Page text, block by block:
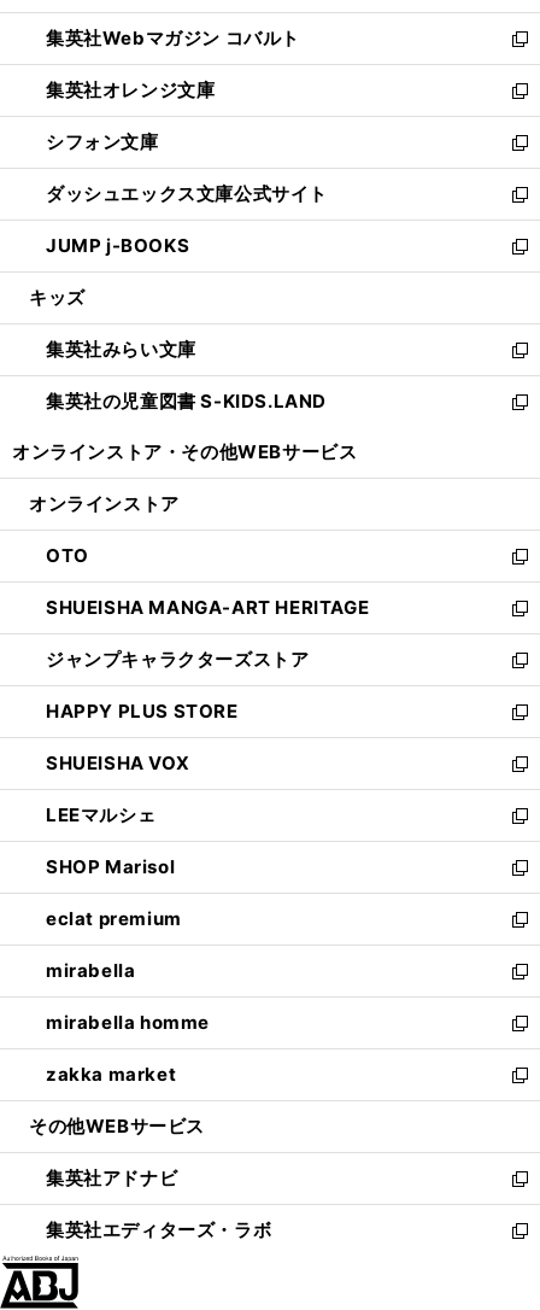
開
く
ウ
で
開
く
ン
ド
ウ
で
開
く
ウ
ィ
ン
ド
ウ
で
開
く
集英社Webマガジン コバルト
新
し
い
ウ
ィ
ン
ド
ウ
で
開
集英社オレンジ文庫
新
し
い
ウ
ィ
ン
ド
ウ
開
く
シフォン文庫
新
し
い
ウ
ィ
ン
ウ
で
開
く
ダッシュエックス文庫公式サイト
新
し
い
ウ
ン
ド
ウ
で
JUMP j-BOOKS
新
し
ウ
ィ
ン
ド
開
キッズ
集英社みらい文庫
新
し
い
ン
ウ
で
開
く
集英社の児童図書 S-KIDS.LAND
新
ウ
ン
ド
ウ
で
開
く
オンラインストア・ その他WEBサービス
オンラインストア
OTO
新
し
い
ウ
ィ
ン
ド
ウ
で
開
く
SHUEISHA MANGA-ART HERITAGE
新
し
い
ウ
ィ
ン
ド
ウ
で
開
く
ジャンプキャラクターズストア
新
し
い
ウ
ィ
ン
ド
ウ
で
開
く
HAPPY PLUS STORE
新
し
い
ウ
ィ
ン
ド
ウ
で
開
く
SHUEISHA VOX
新
し
い
ウ
ィ
ン
ド
ウ
で
開
く
LEEマルシェ
新
し
い
ウ
ィ
ン
ド
ウ
で
開
く
SHOP Marisol
新
し
い
ウ
ィ
ン
ド
ウ
で
開
eclat premium
新
し
い
ウ
ィ
ン
ド
ウ
開
く
mirabella
新
し
い
ウ
ィ
ン
ウ
で
開
く
mirabella homme
新
し
い
ウ
ン
ド
ウ
で
zakka market
新
し
ウ
ィ
ン
ド
その他WEBサービス
集英社アドナビ
新
し
い
集英社エディターズ・ラボ
新